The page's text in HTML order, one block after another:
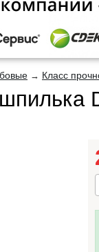
→ Класс